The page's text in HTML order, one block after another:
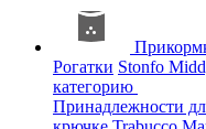
Рогатки Stonfo
категорию
Принадлежности